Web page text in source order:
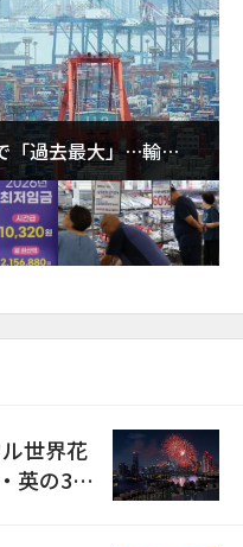
「過去最大」…輸出
世界花
英の3カ